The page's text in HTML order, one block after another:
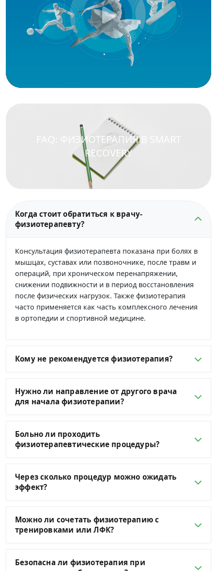
FAQ: ФИЗИОТЕРАПИЯ В SMART
RECOVERY
Когда стоит обратиться к врачу-
физиотерапевту?
Консультация физиотерапевта показана при болях в
мышцах, суставах или позвоночнике, после травм и
операций, при хроническом перенапряжении,
снижении подвижности и в период восстановления
после физических нагрузок. Также физиотерапия
часто применяется как часть комплексного лечения
в ортопедии и спортивной медицине.
Кому не рекомендуется физиотерапия?
Нужно ли направление от другого врача
для начала физиотерапии?
Больно ли проходить
физиотерапевтические процедуры?
Через сколько процедур можно ожидать
эффект?
Можно ли сочетать физиотерапию с
тренировками или ЛФК?
Безопасна ли физиотерапия при